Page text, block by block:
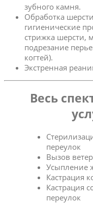
зубного камня.
Обработка
гигиенические
стрижка шерсти,
подрезание
когтей).
Экстренная
Весь
переулок
Вызов
Усыпление
Кастрация
Кастрация
переулок